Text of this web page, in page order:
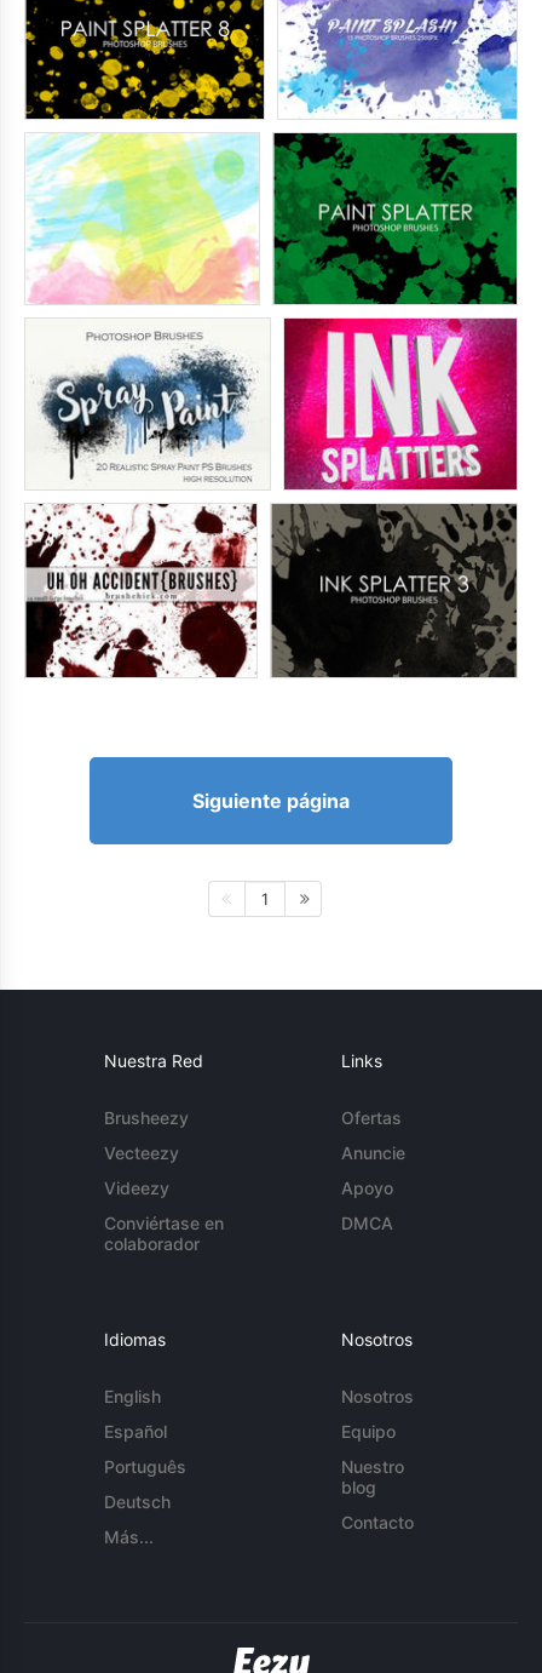
Siguiente página
1
Nuestra Red
Brusheezy
Vecteezy
Videezy
Conviértase en
colaborador
Links
Ofertas
Anuncie
Apoyo
DMCA
Idiomas
English
Español
Português
Deutsch
Más...
Nosotros
Nosotros
Equipo
Nuestro
blog
Contacto